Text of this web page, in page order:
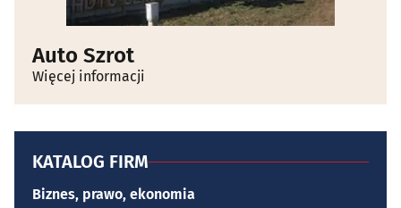
Auto Szrot
Więcej informacji
KATALOG FIRM
Biznes, prawo, ekonomia